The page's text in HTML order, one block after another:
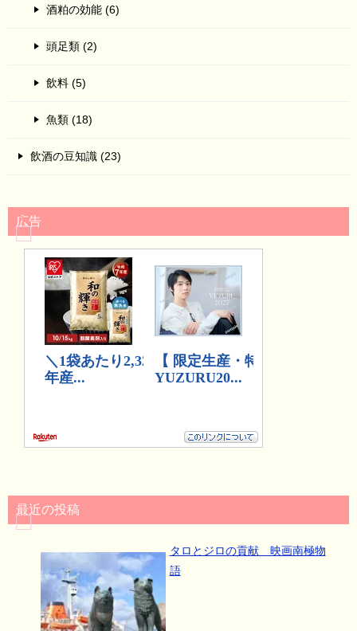
酒粕の効能 (6)
頭足類 (2)
飲料 (5)
魚類 (18)
飲酒の豆知識 (23)
広告
最近の投稿
タロとジロの貢献 映画南極物
語